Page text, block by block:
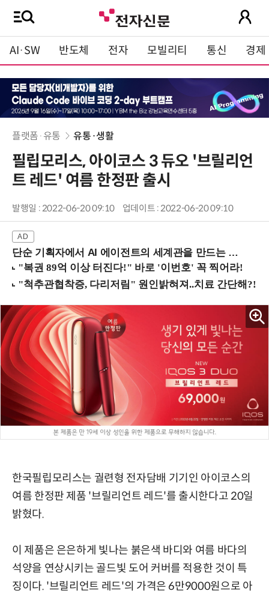
AI·SW 반도체 전자 모빌리티 통신 경제
플랫폼·유통 유통·생활
필립모리스, 아이코스 3 듀오 '브릴리언
트 레드' 여름 한정판 출시
발행일 : 2022-06-20 09:10 업데이트 : 2022-06-20 09:10
단순 기획자에서 AI 에이전트의 세계관을 만드는 지식 설계자로.. (8/20 강남역)
한국필립모리스는 궐련형 전자담배 기기인 아이코스의
여름 한정판 제품 '브릴리언트 레드'를 출시한다고 20일
밝혔다.
이 제품은 은은하게 빛나는 붉은색 바디와 여름 바다의
석양을 연상시키는 골드빛 도어 커버를 적용한 것이 특
징이다. '브릴리언트 레드'의 가격은 6만9000원으로 아